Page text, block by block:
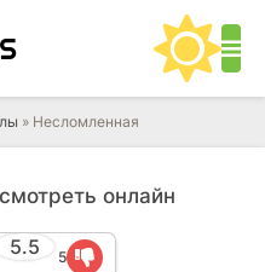
» Несломленная
онлайн
5.5 5